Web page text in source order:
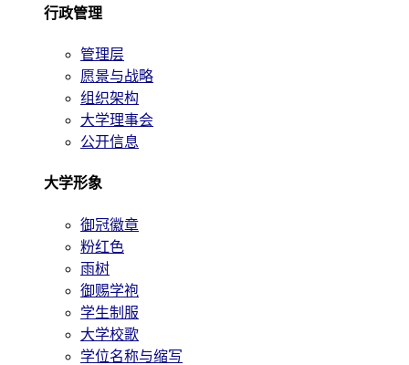
行政管理
管理层
愿景与战略
组织架构
大学理事会
公开信息
大学形象
御冠徽章
粉红色
雨树
御赐学袍
学生制服
大学校歌
学位名称与缩写